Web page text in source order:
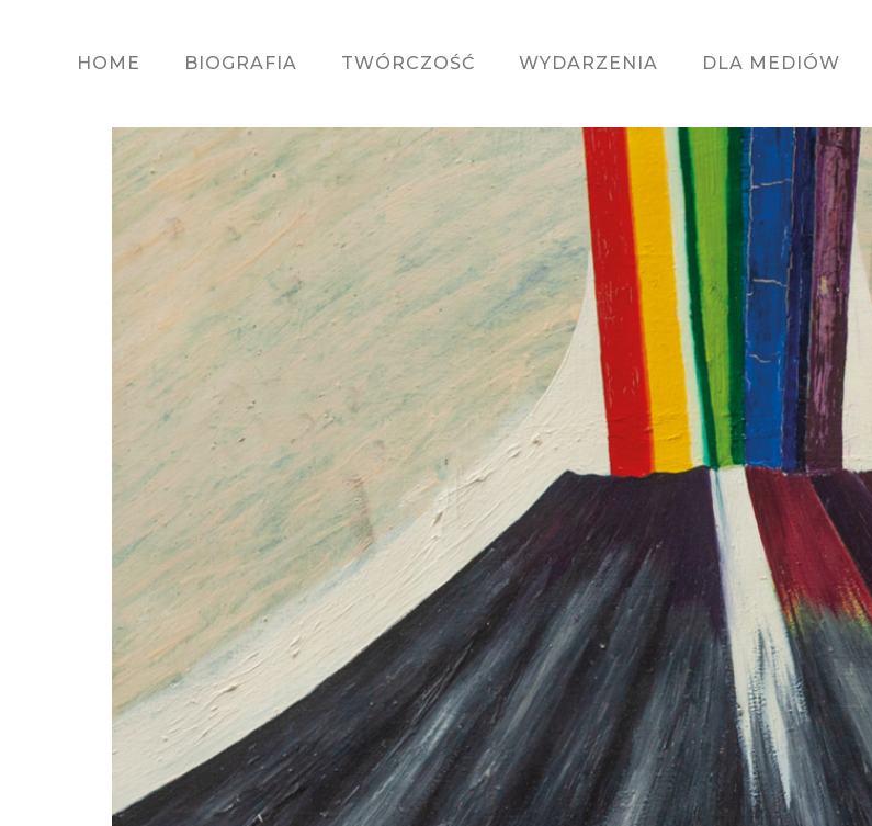
HOME BIOGRAFIA TWÓRCZOŚĆ WYDARZENIA DLA MEDIÓW